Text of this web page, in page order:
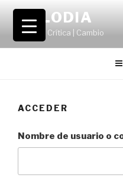
Saltar
contenido
VOLODIA
Teatro | Crítica | Cambio
ACCEDER
Nombre de usuario o